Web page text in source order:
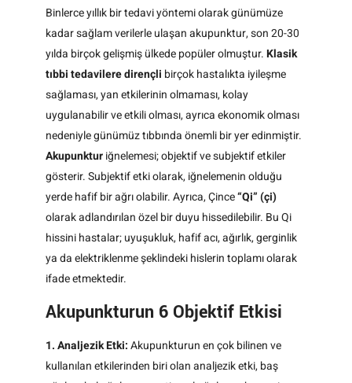
Binlerce yıllık bir tedavi yöntemi olarak günümüze
kadar sağlam verilerle ulaşan akupunktur, son 20-30
yılda birçok gelişmiş ülkede popüler olmuştur.Klasik
tıbbi tedavilere dirençli birçok hastalıkta iyileşme
sağlaması, yan etkilerinin olmaması, kolay
uygulanabilir ve etkili olması, ayrıca ekonomik olması
nedeniyle günümüz tıbbında önemli bir yer edinmiştir.
Akupunkturiğnelemesi; objektif ve subjektif etkiler
gösterir. Subjektif etki olarak, iğnelemenin olduğu
yerde hafif bir ağrı olabilir. Ayrıca, Çince“Qi” (çi)
olarak adlandırılan özel bir duyu hissedilebilir. Bu Qi
hissini hastalar; uyuşukluk, hafif acı, ağırlık, gerginlik
ya da elektriklenme şeklindeki hislerin toplamı olarak
ifade etmektedir.
Akupunkturun 6 Objektif Etkisi
1. Analjezik Etki:Akupunkturun en çok bilinen ve
kullanılan etkilerinden biri olan analjezik etki, baş